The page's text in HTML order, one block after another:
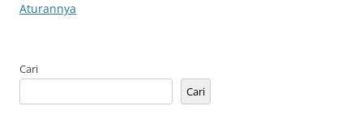
Aturannya
Cari
Cari